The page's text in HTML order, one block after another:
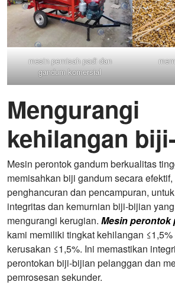
mesin pemisah padi dan
gandum komersial
Mengurangi
kehilangan
Mesin perontok gandum berkualitas
memisahkan biji gandum secara
penghancuran dan pencampuran,
integritas dan kemurnian biji-bijian
mengurangi kerugian. Mesin perontok
kami memiliki tingkat kehilangan
kerusakan ≤1,5%. Ini memastikan
perontokan biji-bijian pelanggan dan
pemrosesan sekunder.